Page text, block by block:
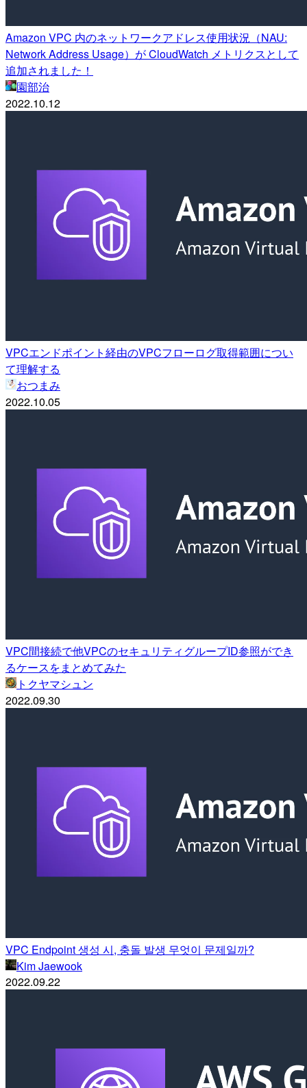
Amazon VPC 内のネットワークアドレス使用状況（NAU:
Network Address Usage）が CloudWatch メトリクスとして
追加されました！
園部治
2022.10.12
VPCエンドポイント経由のVPCフローログ取得範囲につい
て理解する
おつまみ
2022.10.05
VPC間接続で他VPCのセキュリティグループID参照ができ
るケースをまとめてみた
トクヤマシュン
2022.09.30
VPC Endpoint 생성 시, 충돌 발생 무엇이 문제일까?
Kim Jaewook
2022.09.22